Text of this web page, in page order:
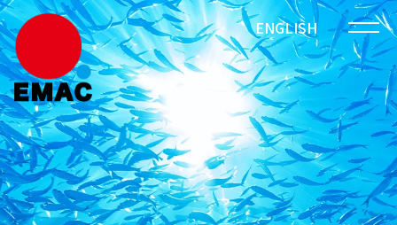
ENGLISH